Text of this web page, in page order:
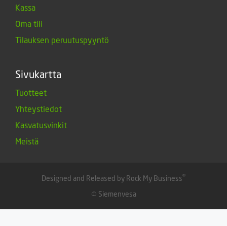
Kassa
Oma tili
Tilauksen peruutuspyyntö
Sivukartta
Tuotteet
Yhteystiedot
Kasvatusvinkit
Meistä
Designed and Released by Rock My Business®
© Siemenvesa